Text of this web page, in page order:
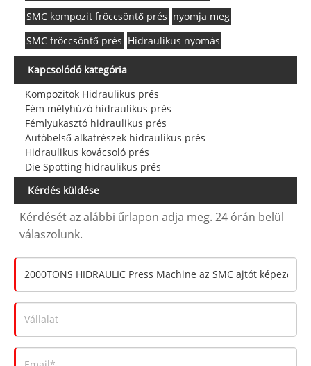
SMC kompozit fröccsöntő prés nyomja meg
SMC fröccsöntő prés Hidraulikus nyomás
Kapcsolódó kategória
Kompozitok Hidraulikus prés
Fém mélyhúzó hidraulikus prés
Fémlyukasztó hidraulikus prés
Autóbelső alkatrészek hidraulikus prés
Hidraulikus kovácsoló prés
Die Spotting hidraulikus prés
Kérdés küldése
Kérdését az alábbi űrlapon adja meg. 24 órán belül
válaszolunk.